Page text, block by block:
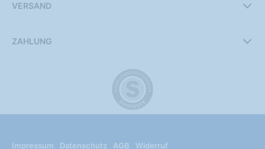
VERSAND
ZAHLUNG
Impressum Datenschutz AGB
Widerruf